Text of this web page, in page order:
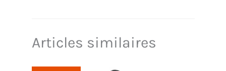
Articles similaires